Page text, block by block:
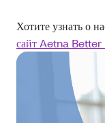
Хотите узнать о
сайт Aetna